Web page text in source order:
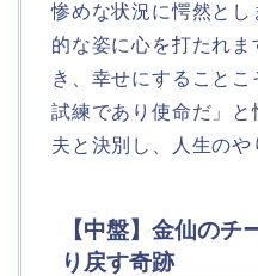
惨めな状況に愕然と
的な姿に心を打たれ
き、幸せにすること
試練であり使命だ」と
夫と決別し、人生のや
【中盤】金仙のチ
り戻す奇跡